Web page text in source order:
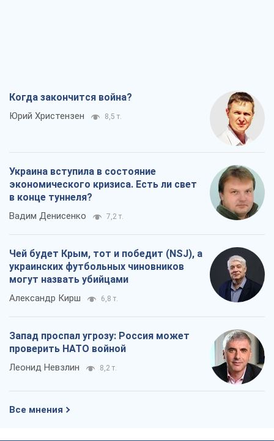
Когда закончится война?
Юрий Христензен 8,5 т.
Украина вступила в состояние
экономического кризиса. Есть ли свет
в конце туннеля?
Вадим Денисенко 7,2 т.
Чей будет Крым, тот и победит (NSJ), а
украинских футбольных чиновников
могут назвать убийцами
Александр Кирш 6,8 т.
Запад проспал угрозу: Россия может
проверить НАТО войной
Леонид Невзлин 8,2 т.
Все мнения